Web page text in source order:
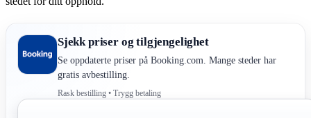
Sjekk priser og tilgjengelighet
Se oppdaterte priser på Booking.com. Mange steder har
gratis avbestilling.
Rask bestilling • Trygg betaling